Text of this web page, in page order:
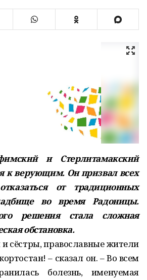
и Стерлитамакский
к верующим. Он призвал всех
от традиционных
во время Радоницы.
решения стала сложная
обстановка.
и сёстры, православные жители
– сказал он. – Во всем
болезнь, именуемая